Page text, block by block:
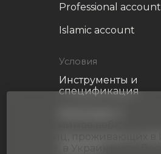
Professional account
Islamic account
Условия
Инструменты и
спецификация